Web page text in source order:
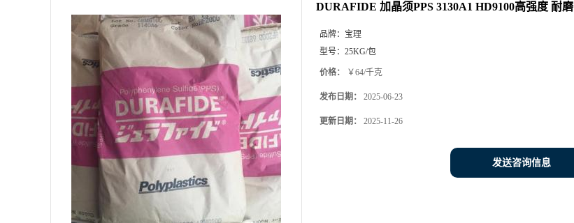
DURAFIDE 加晶须PPS 3130A1 HD9100高强度 耐磨
品牌： 宝理
型号： 25KG/包
价格： ￥64/千克
发布日期： 2025-06-23
更新日期： 2025-11-26
发送咨询信息